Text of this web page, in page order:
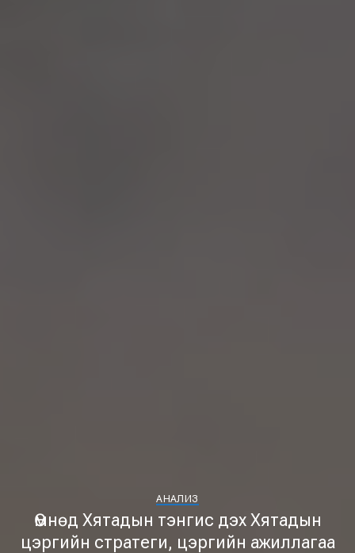
АНАЛИЗ
Өмнөд Хятадын тэнгис дэх Хятадын
цэргийн стратеги, цэргийн ажиллагаа